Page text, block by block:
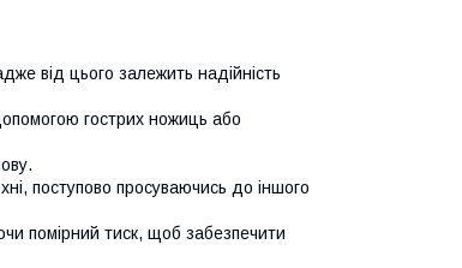
від цього залежить надійність
гострих ножиць або
поступово просуваючись до іншого
помірний тиск, щоб забезпечити